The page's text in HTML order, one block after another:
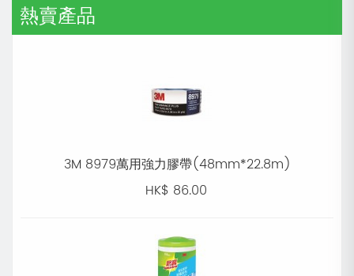
熱賣產品
3M 8979萬用強力膠帶(48mm*22.8m)
HK$ 86.00